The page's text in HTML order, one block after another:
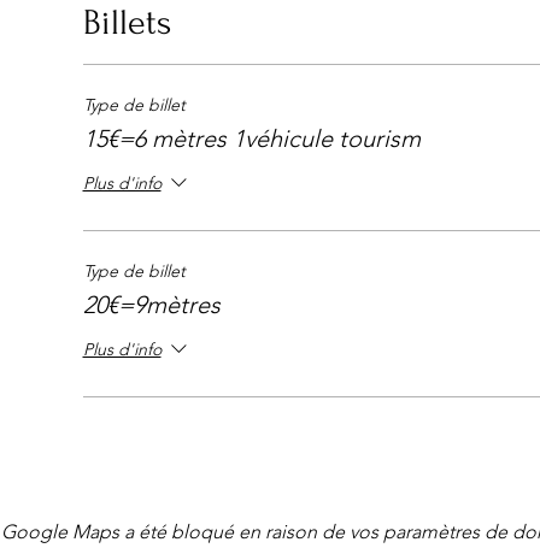
Billets
Type de billet
15€=6 mètres 1véhicule tourism
Plus d'info
Type de billet
20€=9mètres
Plus d'info
Google Maps a été bloqué en raison de vos paramètres de